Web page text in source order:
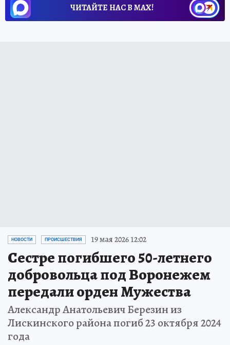
ЧИТАЙТЕ НАС В МАХ!
НОВОСТИ ПРОИСШЕСТВИЯ 19 мая 2026 12:02
Сестре погибшего 50-летнего
добровольца под Воронежем
передали орден Мужества
Александр Анатольевич Березин из
Лискинского района погиб 23 октября 2024
года